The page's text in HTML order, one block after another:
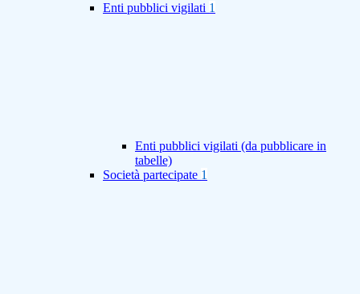
Enti pubblici vigilati 1
Enti pubblici vigilati (da pubblicare in
tabelle)
Società partecipate 1